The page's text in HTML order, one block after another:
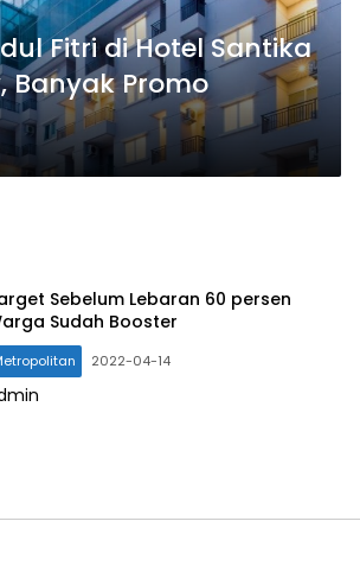
Fitri di Hotel Santika
Banyak Promo
Sebelum Lebaran 60 persen
Sudah Booster
2022-04-14